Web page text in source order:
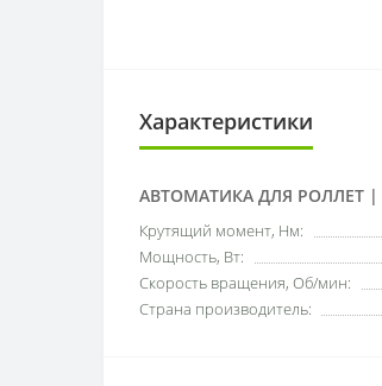
Характеристики
АВТОМАТИКА ДЛЯ РОЛЛЕТ
Крутящий момент, Нм:
Мощность, Вт:
Скорость вращения, Об/мин:
Страна производитель: